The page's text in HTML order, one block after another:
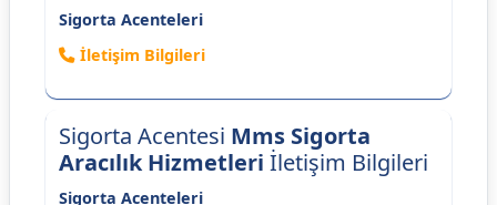
Sigorta Acenteleri
İletişim Bilgileri
Sigorta Acentesi Mms Sigorta
Aracılık Hizmetleri İletişim Bilgileri
Sigorta Acenteleri